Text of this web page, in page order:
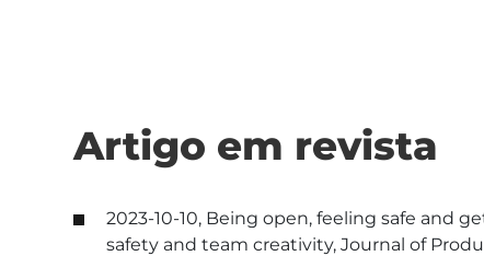
Artigo em revista
2023-10-10, Being open, feeling safe and
safety and team creativity, Journal of